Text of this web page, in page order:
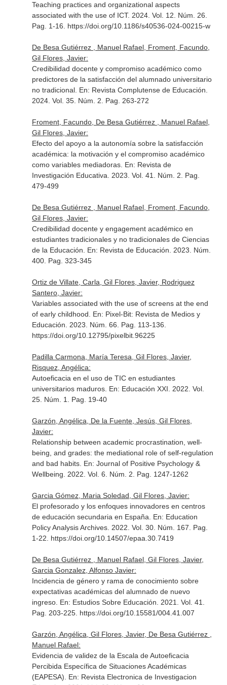
Teaching practices and organizational aspects
associated with the use of ICT. 2024. Vol. 12. Núm. 26.
Pag. 1-16. https://doi.org/10.1186/s40536-024-00215-w
De Besa Gutiérrez , Manuel Rafael, Froment, Facundo,
Gil Flores, Javier:
Credibilidad docente y compromiso académico como
predictores de la satisfacción del alumnado universitario
no tradicional. En: Revista Complutense de Educación
2024. Vol. 35. Núm. 2. Pag. 263-272
Froment, Facundo, De Besa Gutiérrez , Manuel Rafael,
Gil Flores, Javier:
Efecto del apoyo a la autonomía sobre la satisfacción
académica: la motivación y el compromiso académico
como variables mediadoras. En: Revista de
Investigación Educativa . 2023. Vol. 41. Núm. 2. Pag.
479-499
De Besa Gutiérrez , Manuel Rafael, Froment, Facundo,
Gil Flores, Javier:
Credibilidad docente y engagement académico en
estudiantes tradicionales y no tradicionales de Ciencias
de la Educación. En: Revista de Educación . 2023. Núm.
400. Pag. 323-345
Ortiz de Villate, Carla, Gil Flores, Javier, Rodriguez
Santero, Javier:
Variables associated with the use of screens at the end
of early childhood. En: Pixel-Bit: Revista de Medios y
Educación . 2023. Núm. 66. Pag. 113-136.
https://doi.org/10.12795/pixelbit.96225
Padilla Carmona, María Teresa, Gil Flores, Javier,
Risquez, Angélica:
Autoeficacia en el uso de TIC en estudiantes
universitarios maduros. En: Educación XXI . 2022. Vol.
25. Núm. 1. Pag. 19-40
Garzón, Angélica, De la Fuente, Jesús, Gil Flores,
Javier:
Relationship between academic procrastination, well-
being, and grades: the mediational role of self-regulation
and bad habits. En: Journal of Positive Psychology &
Wellbeing . 2022. Vol. 6. Núm. 2. Pag. 1247-1262
Garcia Gómez, Maria Soledad, Gil Flores, Javier:
El profesorado y los enfoques innovadores en centros
de educación secundaria en España. En: Education
Policy Analysis Archives. 2022. Vol. 30. Núm. 167. Pag.
1-22. https://doi.org/10.14507/epaa.30.7419
De Besa Gutiérrez , Manuel Rafael, Gil Flores, Javier,
Garcia Gonzalez, Alfonso Javier:
Incidencia de género y rama de conocimiento sobre
expectativas académicas del alumnado de nuevo
ingreso. En: Estudios Sobre Educación . 2021. Vol. 41.
Pag. 203-225. https://doi.org/10.15581/004.41.007
Garzón, Angélica, Gil Flores, Javier, De Besa Gutiérrez ,
Manuel Rafael:
Evidencia de validez de la Escala de Autoeficacia
Percibida Específica de Situaciones Académicas
(EAPESA). En: Revista Electronica de Investigacion